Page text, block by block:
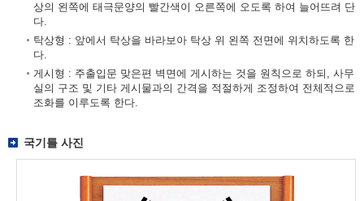
상의 왼쪽에 태극문양의 빨간색이 오른쪽에 오도록 하여 늘어뜨려 단
다.
탁상형 : 앞에서 탁상을 바라보아 탁상 위 왼쪽 전면에 위치하도록 한
다.
게시형 : 주출입문 맞은편 벽면에 게시하는 것을 원칙으로 하되, 사무
실의 구조 및 기타 게시물과의 간격을 적절하게 조정하여 전체적으로
조화를 이루도록 한다.
국기틀 사진